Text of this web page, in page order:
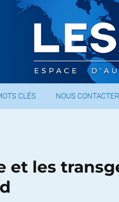
CLÉS NOUS CONTACTER
et les